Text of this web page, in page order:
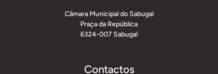
Câmara Municipal do Sabugal
Praça da República
6324-007 Sabugal
Contactos